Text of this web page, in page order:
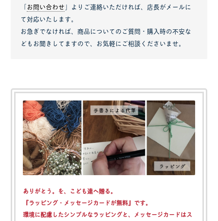
「お問い合わせ 」よりご連絡いただければ、店長がメールに
て対応いたします。
お急ぎでなければ、商品についてのご質問・購入時の不安な
どもお聞きしてますので、お気軽にご相談くださいませ。
ありがとう。を、こども達へ贈る。
『ラッピング・メッセージカードが無料』 です。
環境に配慮したシンプルなラッピングと、メッセージカードはス